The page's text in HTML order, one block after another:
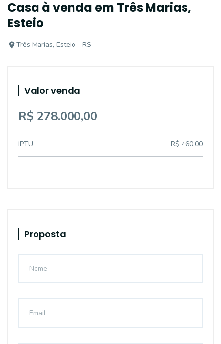
Casa à venda em Três Marias,
Esteio
Três Marias, Esteio - RS
Valor venda
R$ 278.000,00
IPTU R$ 460,00
Proposta